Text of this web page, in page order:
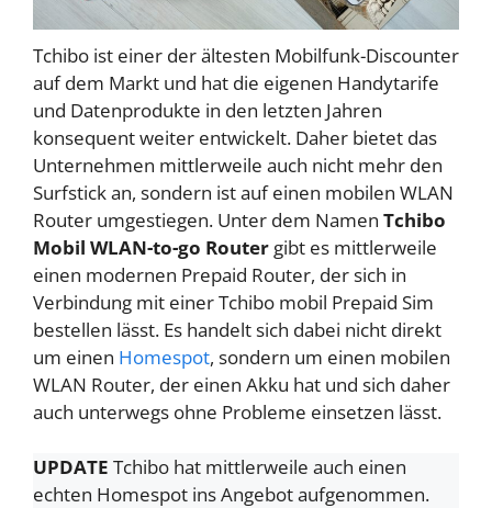
Tchibo ist einer der ältesten Mobilfunk-Discounter
auf dem Markt und hat die eigenen Handytarife
und Datenprodukte in den letzten Jahren
konsequent weiter entwickelt. Daher bietet das
Unternehmen mittlerweile auch nicht mehr den
Surfstick an, sondern ist auf einen mobilen WLAN
Router umgestiegen. Unter dem Namen Tchibo
Mobil WLAN-to-go Router gibt es mittlerweile
einen modernen Prepaid Router, der sich in
Verbindung mit einer Tchibo mobil Prepaid Sim
bestellen lässt. Es handelt sich dabei nicht direkt
um einen Homespot, sondern um einen mobilen
WLAN Router, der einen Akku hat und sich daher
auch unterwegs ohne Probleme einsetzen lässt.
UPDATE Tchibo hat mittlerweile auch einen
echten Homespot ins Angebot aufgenommen.